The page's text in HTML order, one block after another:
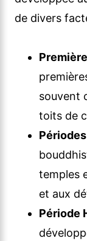
de divers
souvent
toits de
Périodes
temples
et aux
Période